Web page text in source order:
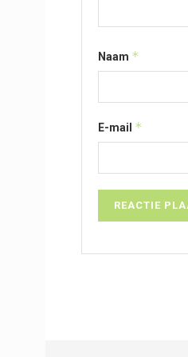
Naam *
E-mail *